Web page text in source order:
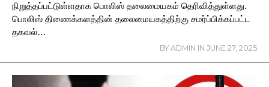
நிறுத்தப்பட்டுள்ளதாக பொலிஸ் தலைமையகம் தெரிவித்துள்ளது.
பொலிஸ் திணைக்களத்தின் தலைமையகத்திற்கு சமர்ப்பிக்கப்பட்ட
தகவல்…
BY ADMIN IN JUNE 27, 2025